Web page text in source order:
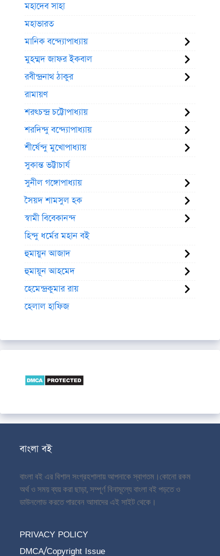
মহাদেব সাহা
মহাভারত
মানিক বন্দ্যোপাধ্যায়
মুহম্মদ জাফর ইকবাল
রবীন্দ্রনাথ ঠাকুর
রামায়ণ
শরৎচন্দ্র চট্টোপাধ্যায়
শরদিন্দু বন্দ্যোপাধ্যায়
শীর্ষেন্দু মুখোপাধ্যায়
সুকান্ত ভট্টাচার্য
সুনীল গঙ্গোপাধ্যায়
সৈয়দ শামসুল হক
স্বামী বিবেকানন্দ
হিন্দু ধর্মের মহান বই
হুমায়ুন আজাদ
হুমায়ূন আহমেদ
হেমেন্দ্রকুমার রায়
হেলাল হাফিজ
বাংলা বই
বাংলা বই এর বিশাল সংগ্রহশালায় আপনাকে স্বাগতম।কোনো রকম
অর্থ ও সময় ব্যয় করা ছাড়া, সম্পূর্ণ বিনামূল্যে বাংলা বই পড়তে ও
ডাউনলোড করতে পারবেন আমাদের এই সাইট থেকে।
PRIVACY POLICY
DMCA/Copyright Issue